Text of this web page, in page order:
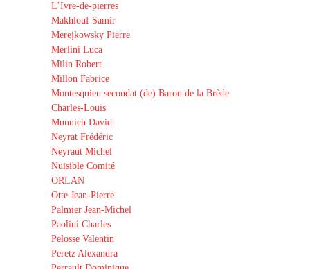
L’Ivre-de-pierres
Makhlouf Samir
Merejkowsky Pierre
Merlini Luca
Milin Robert
Millon Fabrice
Montesquieu secondat (de) Baron de la Brède
Charles-Louis
Munnich David
Neyrat Frédéric
Neyraut Michel
Nuisible Comité
ORLAN
Otte Jean-Pierre
Palmier Jean-Michel
Paolini Charles
Pelosse Valentin
Peretz Alexandra